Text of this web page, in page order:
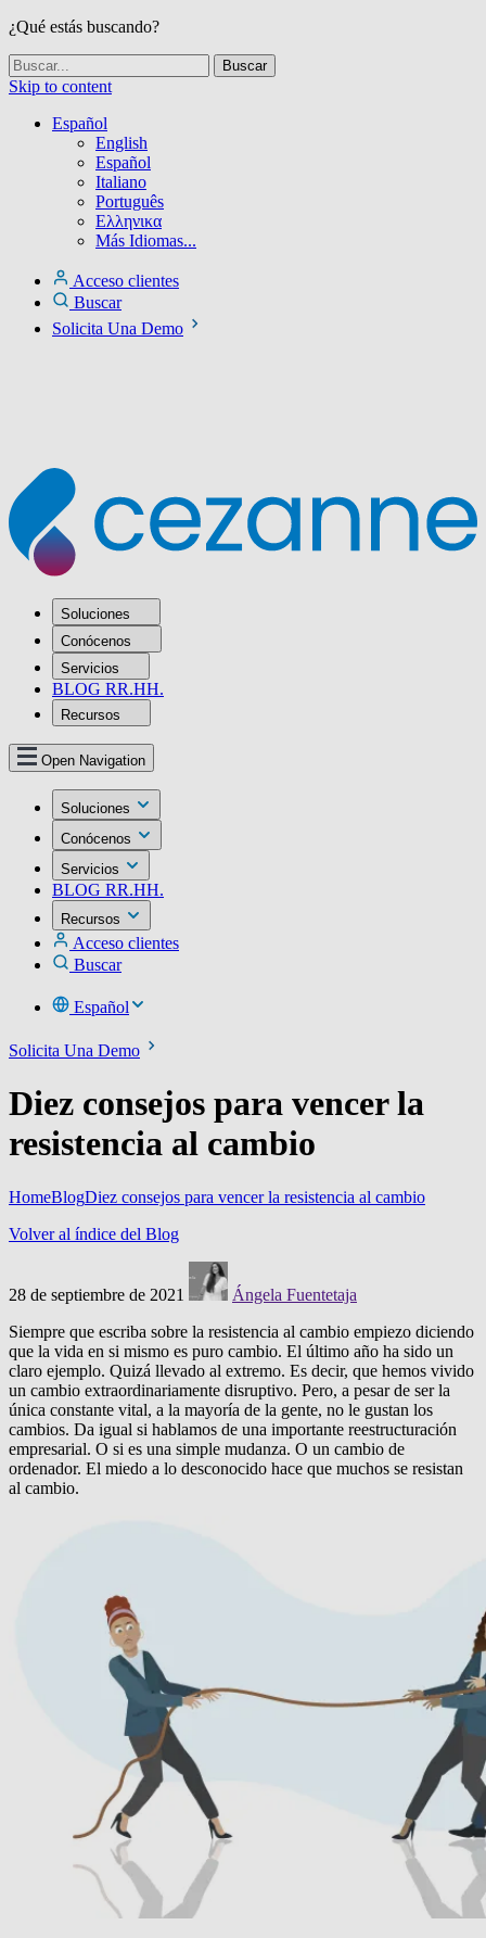
¿Qué estás buscando?
Skip to content
Español
English
Español
Italiano
Português
Ελληνικα
Más Idiomas...
Acceso clientes
Buscar
Solicita Una Demo
Soluciones
Conócenos
Servicios
BLOG RR.HH.
Recursos
Open Navigation
Soluciones
Conócenos
Servicios
BLOG RR.HH.
Recursos
Acceso clientes
Buscar
Español
Solicita Una Demo
Diez consejos para vencer la
resistencia al cambio
HomeBlogDiez consejos para vencer la resistencia al cambio
Volver al índice del Blog
28 de septiembre de 2021
Ángela Fuentetaja
Siempre que escriba sobre la resistencia al cambio empiezo diciendo
que la vida en si mismo es puro cambio. El último año ha sido un
claro ejemplo. Quizá llevado al extremo. Es decir, que hemos vivido
un cambio extraordinariamente disruptivo. Pero, a pesar de ser la
única constante vital, a la mayoría de la gente, no le gustan los
cambios. Da igual si hablamos de una importante reestructuración
empresarial. O si es una simple mudanza. O un cambio de
ordenador. El miedo a lo desconocido hace que muchos se resistan
al cambio.